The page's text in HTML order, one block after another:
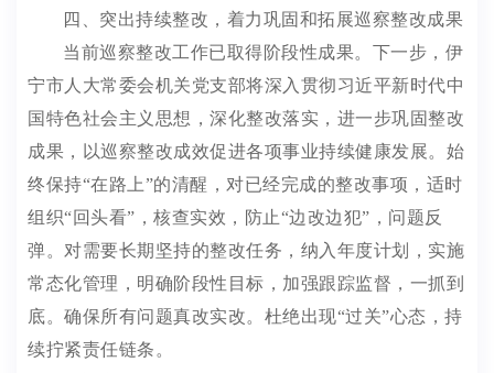
四
、突出持续整改，着力巩固和拓展巡察整改成果
当前巡察整改工作已取得阶段性成果。下一步， 伊
宁市 人大常委会机关党支部将深入贯彻习近平新时代中
国特色社会主义思想，深化整改落实，进一步巩固整改
成果，以巡察整改成效促进各项事业持续健康发展。 始
终保持“在路上”的清醒，对已经完成的整改事项，适时
组织“回头看” ，核查实效，防止“边改边犯” ，问题反
弹。对需要长期坚持的整改任务，纳入年度计划，实施
常态化管理，明确阶段性目标，加强跟踪监督，一抓到
底。确保所有问题真改实改。杜绝出现“过关”心态，持
续拧紧责任链条。